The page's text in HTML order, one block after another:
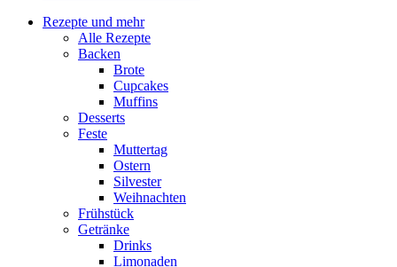
Rezepte und mehr
Alle Rezepte
Backen
Brote
Cupcakes
Muffins
Desserts
Feste
Muttertag
Ostern
Silvester
Weihnachten
Frühstück
Getränke
Drinks
Limonaden